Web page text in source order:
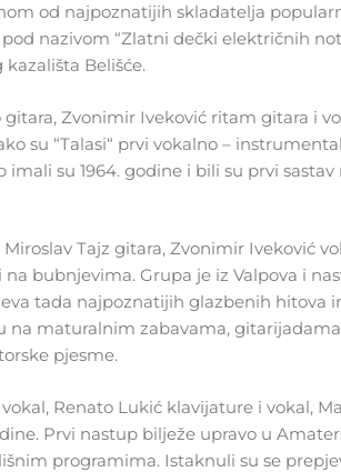
od najpoznatijih skladatelja
nazivom “Zlatni dečki električnih
kazališta Belišće.
gitara, Zvonimir Iveković ritam gitara i
su “Talasi“ prvi vokalno –
su 1964. godine i bili su prvi
Tajz gitara, Zvonimir Iveković
bubnjevima. Grupa je iz Valpova i
tada najpoznatijih glazbenih hitova
na maturalnim zabavama,
pjesme.
Renato Lukić klavijature i vokal,
Prvi nastup bilježe upravo u
programima. Istaknuli su se